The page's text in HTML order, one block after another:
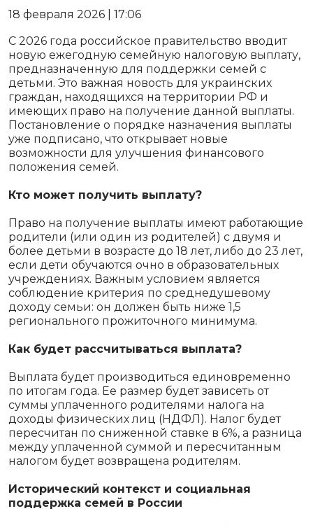
18 февраля 2026 | 17:06
С 2026 года российское правительство вводит
новую ежегодную семейную налоговую выплату,
предназначенную для поддержки семей с
детьми. Это важная новость для украинских
граждан, находящихся на территории РФ и
имеющих право на получение данной выплаты.
Постановление о порядке назначения выплаты
уже подписано, что открывает новые
возможности для улучшения финансового
положения семей.
Кто может получить выплату?
Право на получение выплаты имеют работающие
родители (или один из родителей) с двумя и
более детьми в возрасте до 18 лет, либо до 23 лет,
если дети обучаются очно в образовательных
учреждениях. Важным условием является
соблюдение критерия по среднедушевому
доходу семьи: он должен быть ниже 1,5
регионального прожиточного минимума.
Как будет рассчитываться выплата?
Выплата будет производиться единовременно
по итогам года. Ее размер будет зависеть от
суммы уплаченного родителями налога на
доходы физических лиц (НДФЛ). Налог будет
пересчитан по сниженной ставке в 6%, а разница
между уплаченной суммой и пересчитанным
налогом будет возвращена родителям.
Исторический контекст и социальная
поддержка семей в России